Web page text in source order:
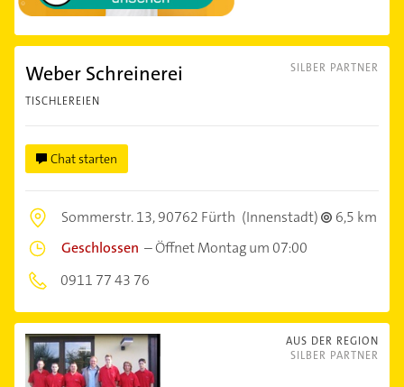
SILBER PARTNER
Weber Schreinerei
TISCHLEREIEN
Chat starten
Sommerstr. 13,90762 Fürth (Innenstadt)
6,5 km
Geschlossen –Öffnet Montag um 07:00
0911 77 43 76
AUS DER REGION
SILBER PARTNER